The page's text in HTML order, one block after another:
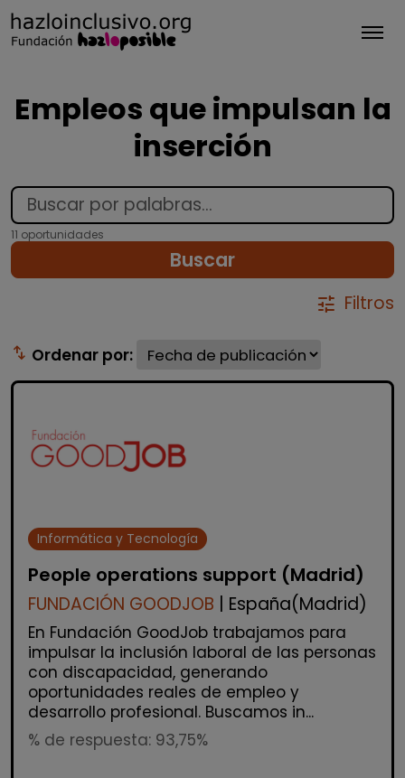
Empleos que impulsan la
inserción
11 oportunidades
Buscar
tune Filtros
swap_vert Ordenar por:
Informática y Tecnología
People operations support (Madrid)
FUNDACIÓN GOODJOB | España(Madrid)
En Fundación GoodJob trabajamos para
impulsar la inclusión laboral de las personas
con discapacidad, generando
oportunidades reales de empleo y
desarrollo profesional. Buscamos in...
% de respuesta: 93,75%